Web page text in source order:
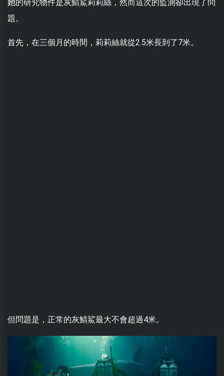
她的研究物件是灰鯖鯊莉莉絲，然而這次的監測卻出現了問
題。
首先，在三個月的時間，莉莉絲就從2.5米長到了7米。
但問題是，正常的灰鯖鯊最大不會超過4米。